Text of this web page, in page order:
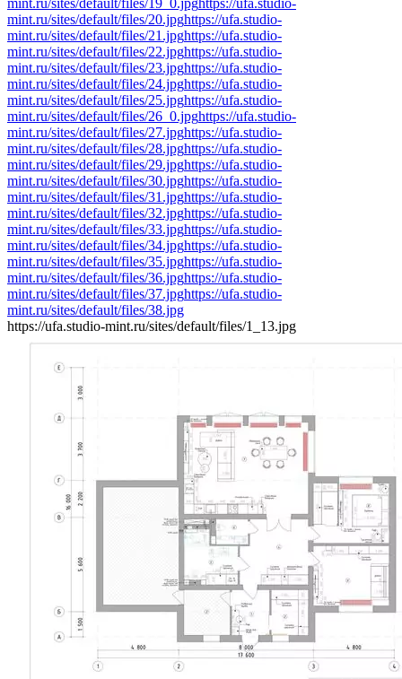
mint.ru/sites/default/files/19_0.jpghttps://ufa.studio-
mint.ru/sites/default/files/20.jpghttps://ufa.studio-
mint.ru/sites/default/files/21.jpghttps://ufa.studio-
mint.ru/sites/default/files/22.jpghttps://ufa.studio-
mint.ru/sites/default/files/23.jpghttps://ufa.studio-
mint.ru/sites/default/files/24.jpghttps://ufa.studio-
mint.ru/sites/default/files/25.jpghttps://ufa.studio-
mint.ru/sites/default/files/26_0.jpghttps://ufa.studio-
mint.ru/sites/default/files/27.jpghttps://ufa.studio-
mint.ru/sites/default/files/28.jpghttps://ufa.studio-
mint.ru/sites/default/files/29.jpghttps://ufa.studio-
mint.ru/sites/default/files/30.jpghttps://ufa.studio-
mint.ru/sites/default/files/31.jpghttps://ufa.studio-
mint.ru/sites/default/files/32.jpghttps://ufa.studio-
mint.ru/sites/default/files/33.jpghttps://ufa.studio-
mint.ru/sites/default/files/34.jpghttps://ufa.studio-
mint.ru/sites/default/files/35.jpghttps://ufa.studio-
mint.ru/sites/default/files/36.jpghttps://ufa.studio-
mint.ru/sites/default/files/37.jpghttps://ufa.studio-
mint.ru/sites/default/files/38.jpg
https://ufa.studio-mint.ru/sites/default/files/1_13.jpg